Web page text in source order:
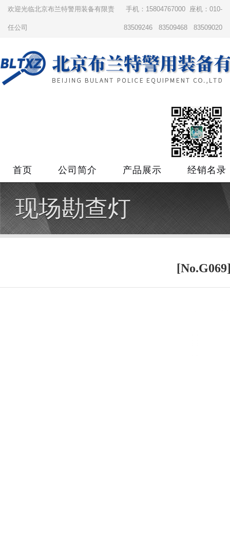
欢迎光临北京布兰特警用装备有限责
任公司
手机：15804767000 座机：010-
83509246 83509468 83509020
首页 公司简介 产品展示 经销名录
现场勘查灯